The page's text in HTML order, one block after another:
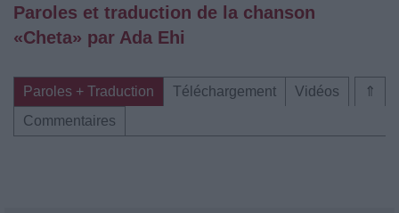
Paroles et traduction de la chanson
«Cheta» par Ada Ehi
⇑
Paroles + Traduction Téléchargement
Vidéos
Commentaires